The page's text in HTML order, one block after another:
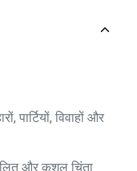
पार्टियों, विवाहों और
और कुशल चिंता